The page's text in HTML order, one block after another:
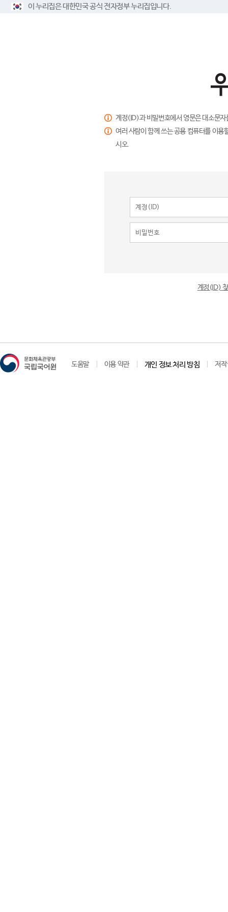
이 누리집은 대한민국 공식 전자정부 누리집입니다.
계정(ID)과 비밀번호에서 영문은 대소문
여러 사람이 함께 쓰는 공용 컴퓨터를 이
시오.
계정(ID)
도움말 이용 약관 개인 정보 처리 방침 저